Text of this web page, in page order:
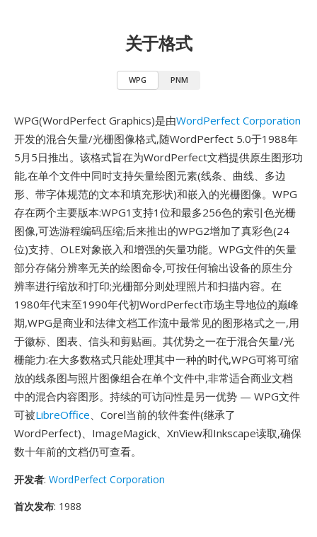
关于格式
WPG PNM
WPG(WordPerfect Graphics)是由WordPerfect Corporation
开发的混合矢量/光栅图像格式,随WordPerfect 5.0于1988年
5月5日推出。该格式旨在为WordPerfect文档提供原生图形功
能,在单个文件中同时支持矢量绘图元素(线条、曲线、多边
形、带字体规范的文本和填充形状)和嵌入的光栅图像。WPG
存在两个主要版本:WPG1支持1位和最多256色的索引色光栅
图像,可选游程编码压缩;后来推出的WPG2增加了真彩色(24
位)支持、OLE对象嵌入和增强的矢量功能。WPG文件的矢量
部分存储分辨率无关的绘图命令,可按任何输出设备的原生分
辨率进行缩放和打印;光栅部分则处理照片和扫描内容。在
1980年代末至1990年代初WordPerfect市场主导地位的巅峰
期,WPG是商业和法律文档工作流中最常见的图形格式之一,用
于徽标、图表、信头和剪贴画。其优势之一在于混合矢量/光
栅能力:在大多数格式只能处理其中一种的时代,WPG可将可缩
放的线条图与照片图像组合在单个文件中,非常适合商业文档
中的混合内容图形。持续的可访问性是另一优势 — WPG文件
可被LibreOffice、Corel当前的软件套件(继承了
WordPerfect)、ImageMagick、XnView和Inkscape读取,确保
数十年前的文档仍可查看。
开发者: WordPerfect Corporation
首次发布: 1988